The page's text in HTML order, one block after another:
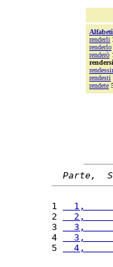
renderli
renderlo
renderò 1
rendesti
rendete
Parte,
1
1,
2
2,
3
3,
4
3,
5
4,